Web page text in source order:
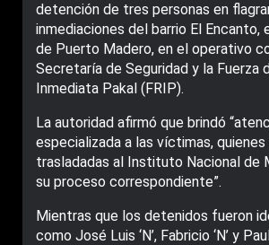
detención de tres personas en
inmediaciones del barrio El Encanto,
de Puerto Madero, en el operativo
Secretaría de Seguridad y la Fuerza
Inmediata Pakal (FRIP).
La autoridad afirmó que brindó
especializada a las víctimas,
trasladadas al Instituto Nacional de
su proceso correspondiente”.
Mientras que los detenidos fueron
como José Luis ‘N’, Fabricio ‘N’ y